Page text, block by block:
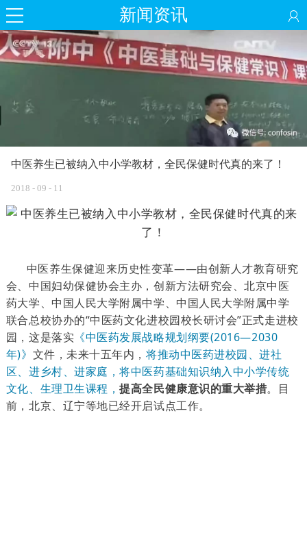
新闻资讯
中医养生已被纳入中小学教材，全民保健时代真的来了！
2018 - 09 - 11
中医养生保健迎来历史性变革——由创新人才教育研究
会、中国妇幼保健协会主办，创新方法研究会、北京中医
药大学、中国人民大学附属中学、中国人民大学附属中学
联合总校协办的“中医药文化进校园校长研讨会”正式走进校
园，这是落实 《中医药发展战略规划纲要(2016—2030
年)》 文件 ，未来十五年内，将推动中医药进校园、进社
区、进乡村、进家庭，将中医药基础知识纳入中小学传统
文化、生理卫生课程，提高全民健康意识的重大举措。目
前，北京、辽宁等地已经开启试点工作。